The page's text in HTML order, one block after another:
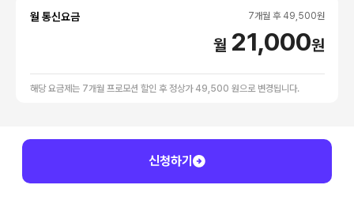
월 통신요금 7개월 후 49,500원
월 21,000원
해당 요금제는 7개월 프로모션 할인 후 정상가 49,500 원으로 변경됩니다.
신청하기